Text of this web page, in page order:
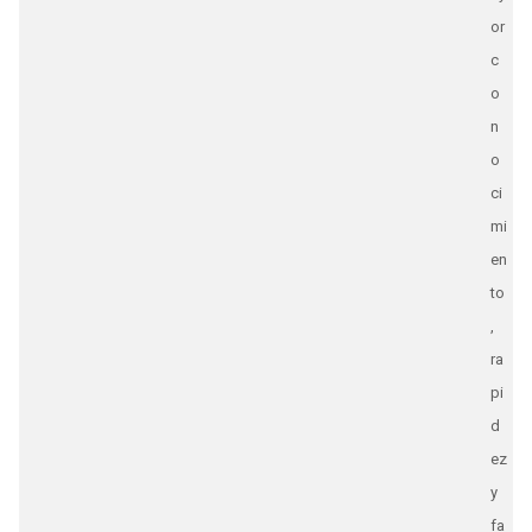
or
c
o
n
o
ci
mi
en
to
,
ra
pi
d
ez
y
fa